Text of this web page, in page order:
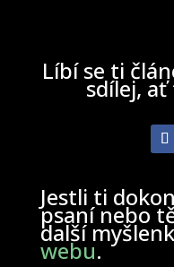
Líbí se ti
sdílej,
Jestli ti
psaní nebo
další
webu.